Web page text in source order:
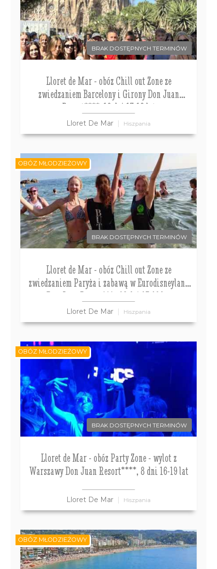
BRAK DOSTĘPNYCH TERMINÓW
Lloret de Mar - obóz Chill out Zone ze
zwiedzaniem Barcelony i Girony Don Juan
Resort****, 10 dni 13-18 lat
Lloret De Mar Hiszpania
BRAK DOSTĘPNYCH TERMINÓW
Lloret de Mar - obóz Chill out Zone ze
zwiedzaniem Paryża i zabawą w Eurodisneyland
Don Juan Resort*** , 12 dni 13-19 lat
Lloret De Mar Hiszpania
OBÓZ MŁODZIEŻOWY
BRAK DOSTĘPNYCH TERMINÓW
Lloret de Mar - obóz Party Zone - wylot z
Warszawy Don Juan Resort****, 8 dni 16-19 lat
Lloret De Mar Hiszpania
OBÓZ MŁODZIEŻOWY
OBÓZ MŁODZIEŻOWY